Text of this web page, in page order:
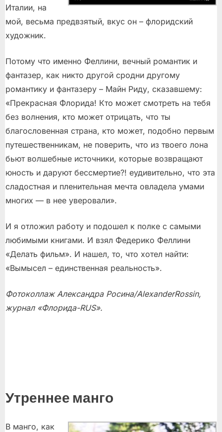
Италии, на
мой, весьма предвзятый, вкус он – флоридский
художник.
Потому что именно Феллини, вечный романтик и
фантазер, как никто другой сродни другому
романтику и фантазеру – Майн Риду, сказавшему:
«Прекрасная Флорида! Кто может смотреть на тебя
без волнения, кто может отрицать, что ты
благословенная страна, кто может, подобно первым
путешественникам, не поверить, что из твоего лона
бьют волшебные источники, которые возвращают
юность и даруют бессмертие?! еудивительно, что эта
сладостная и пленительная мечта овладела умами
многих — в нее уверовали».
И я отложил работу и подошел к полке с самыми
любимыми книгами. И взял Федерико Феллини
«Делать фильм». И нашел, то, что хотел найти:
«Вымысел – единственная реальность».
Фотоколлаж Александра Росина/AlexanderRossin,
журнал «Флорида-RUS».
Утреннее манго
В манго, как